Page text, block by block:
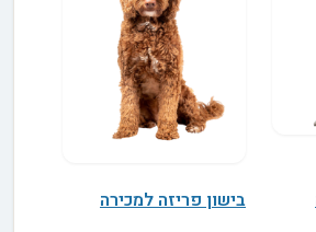
בישון פריזה למכירה